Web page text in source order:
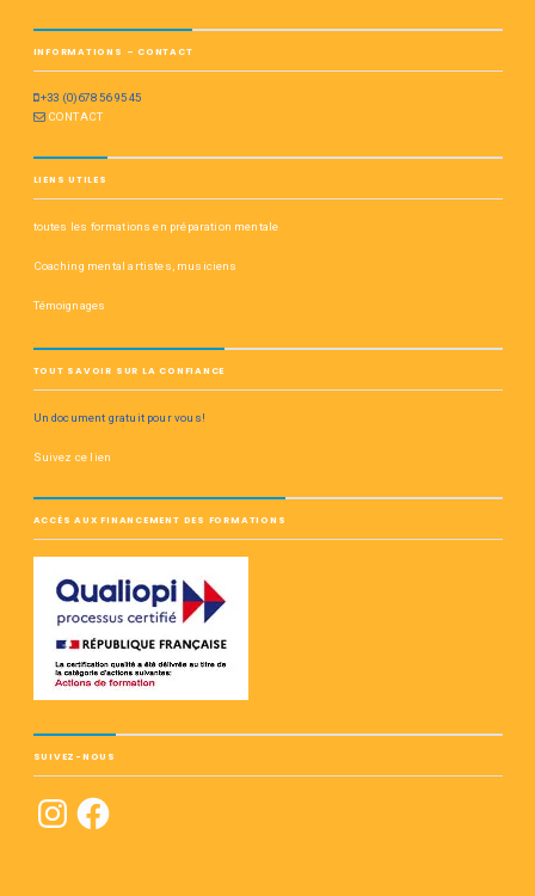
INFORMATIONS – CONTACT
+33 (0)678 56 95 45
CONTACT
LIENS UTILES
toutes les formations en préparation mentale
Coaching mental artistes, musiciens
Témoignages
TOUT SAVOIR SUR LA CONFIANCE
Un document gratuit pour vous!
Suivez ce lien
ACCÈS AUX FINANCEMENT DES FORMATIONS
SUIVEZ-NOUS